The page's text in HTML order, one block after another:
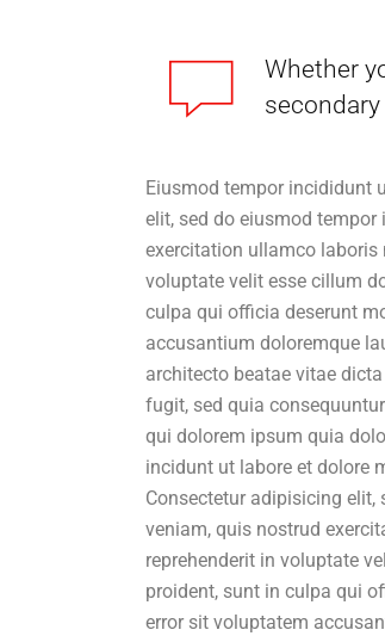
Whether
Eiusmod tempor incididunt
elit, sed do eiusmod
exercitation ullamco laboris
voluptate velit esse cillum
culpa qui officia deserunt
accusantium doloremque
architecto beatae vitae
fugit, sed quia
qui dolorem ipsum quia
incidunt ut labore et dolore
Consectetur adipisicing
veniam, quis nostrud
reprehenderit in voluptate
proident, sunt in culpa qui
error sit voluptatem